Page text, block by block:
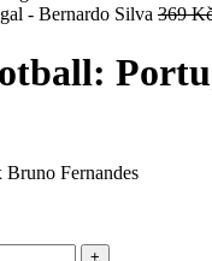
- Bernardo Silva 369
Fernandes